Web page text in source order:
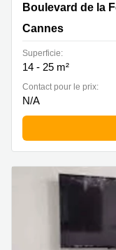
Boulevard de la
Boulevard de la
Cannes
Superficie:
14 - 25 m²
Contact pour le prix:
N/A